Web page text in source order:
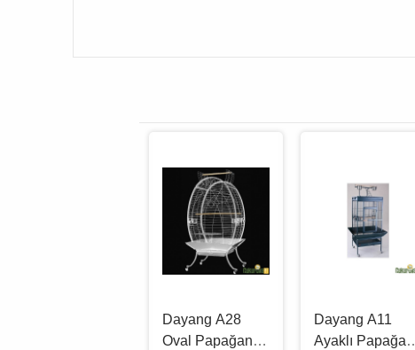
Dayang A28
Oval Papağan
Dayang A11
Ayaklı Papağan